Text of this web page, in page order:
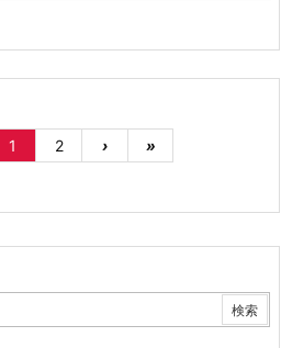
1 2 › »